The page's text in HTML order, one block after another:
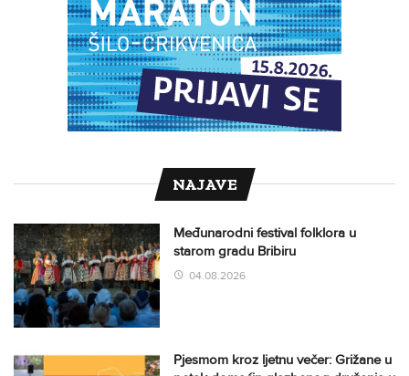
NAJAVE
Međunarodni festival folklora u
starom gradu Bribiru
04.08.2026
Pjesmom kroz ljetnu večer: Grižane u